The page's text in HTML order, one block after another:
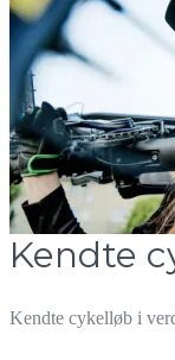
Kendte
Kendte cykelløb i